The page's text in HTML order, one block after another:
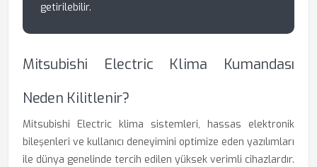
getirilebilir.
Mitsubishi Electric Klima Kumandası
Neden Kilitlenir?
Mitsubishi Electric klima sistemleri, hassas elektronik
bileşenleri ve kullanıcı deneyimini optimize eden yazılımları
ile dünya genelinde tercih edilen yüksek verimli cihazlardır.